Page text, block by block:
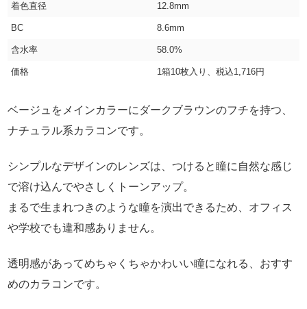
着色直径 12.8mm
BC 8.6mm
含水率 58.0%
価格 1箱10枚入り、税込1,716円
ベージュをメインカラーにダークブラウンのフチを持つ、
ナチュラル系カラコンです。
シンプルなデザインのレンズは、つけると瞳に自然な感じ
で溶け込んでやさしくトーンアップ。
まるで生まれつきのような瞳を演出できるため、オフィス
や学校でも違和感ありません。
透明感があってめちゃくちゃかわいい瞳になれる、おすす
めのカラコンです。